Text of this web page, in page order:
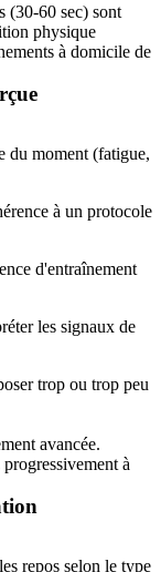
(30-60 sec) sont
physique
à domicile de
du moment (fatigue,
à un protocole
d'entraînement
les signaux de
trop ou trop peu
avancée.
à
repos selon le type